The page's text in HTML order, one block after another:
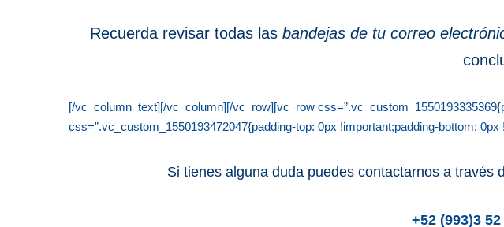
Recuerda revisar todas las bandejas de tu correo
[/vc_column_text][/vc_column][/vc_row][vc_row
css=”.vc_custom_1550193472047{padding-top: 0px !important;padding-bottom: 0px
Si tienes alguna duda puedes contactarnos a través
+52 (993)3